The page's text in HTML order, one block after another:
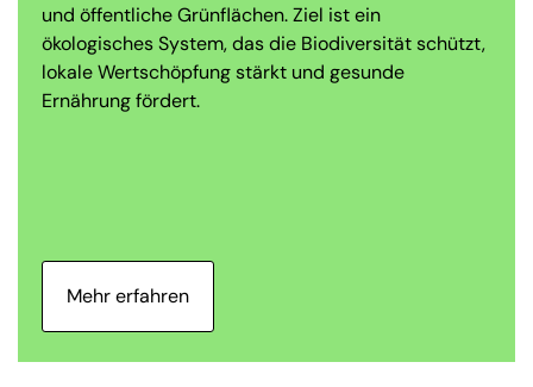
und öffentliche Grünflächen. Ziel ist ein
ökologisches System, das die Biodiversität schützt,
lokale Wertschöpfung stärkt und gesunde
Ernährung fördert.
Mehr erfahren